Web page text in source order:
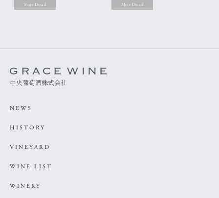
More Detail More Detail
中央葡萄酒株式会社
NEWS
HISTORY
VINEYARD
WINE LIST
WINERY